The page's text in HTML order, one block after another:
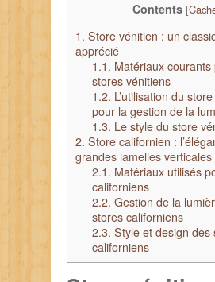
Contents [
1. Store vénitien : un
apprécié
1.1. Matériaux courants
stores vénitiens
1.2. L’utilisation du
pour la gestion de la
1.3. Le style du store
2. Store californien :
grandes lamelles verticales
2.1. Matériaux utilisés
californiens
2.2. Gestion de la
stores californiens
2.3. Style et design des
californiens